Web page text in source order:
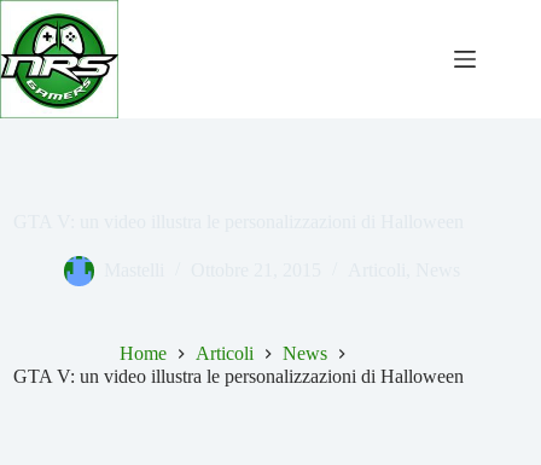
Salta
contenuto
Home Articoli
News
GTA V: un video illustra le personalizzazioni di Halloween